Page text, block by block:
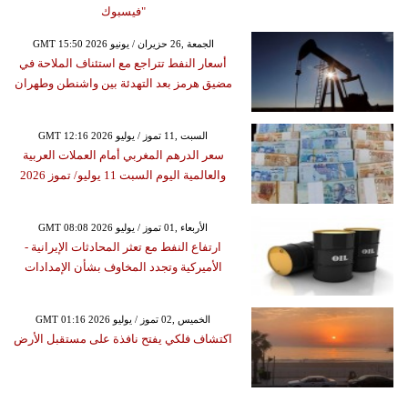
"فيسبوك
GMT 15:50 2026 الجمعة ,26 حزيران / يونيو
أسعار النفط تتراجع مع استئناف الملاحة في
مضيق هرمز بعد التهدئة بين واشنطن وطهران
GMT 12:16 2026 السبت ,11 تموز / يوليو
سعر الدرهم المغربي أمام العملات العربية
والعالمية اليوم السبت 11 يوليو/ تموز 2026
GMT 08:08 2026 الأربعاء ,01 تموز / يوليو
ارتفاع النفط مع تعثر المحادثات الإيرانية -
الأميركية وتجدد المخاوف بشأن الإمدادات
GMT 01:16 2026 الخميس ,02 تموز / يوليو
اكتشاف فلكي يفتح نافذة على مستقبل الأرض